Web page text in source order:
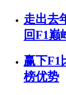
走出去
回F1巅
赢下F1
榜优势